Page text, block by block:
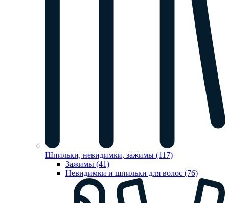
Шпильки, невидимки, зажимы (117)
Зажимы (41)
Невидимки и шпильки для волос (76)